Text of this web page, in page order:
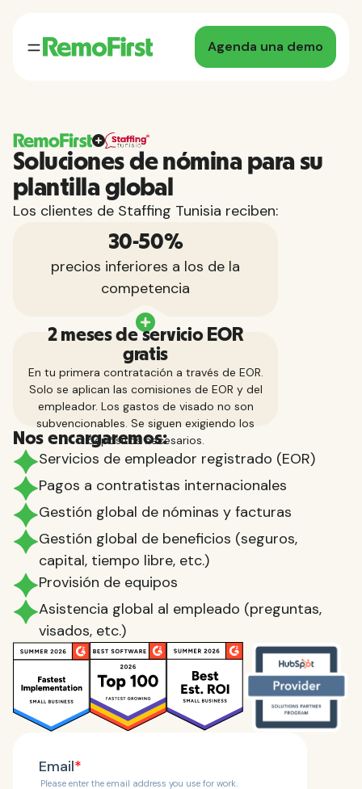
Agenda una demo
Soluciones de nómina para su
plantilla global
Los clientes de Staffing Tunisia reciben:
30-50%
precios inferiores a los de la
competencia
2 meses de servicio EOR
gratis
En tu primera contratación a través de EOR.
Solo se aplican las comisiones de EOR y del
empleador. Los gastos de visado no son
subvencionables. Se siguen exigiendo los
depósitos necesarios.
Nos encargaremos:
Servicios de empleador registrado (EOR)
Pagos a contratistas internacionales
Gestión global de nóminas y facturas
Gestión global de beneficios (seguros,
capital, tiempo libre, etc.)
Provisión de equipos
Asistencia global al empleado (preguntas,
visados, etc.)